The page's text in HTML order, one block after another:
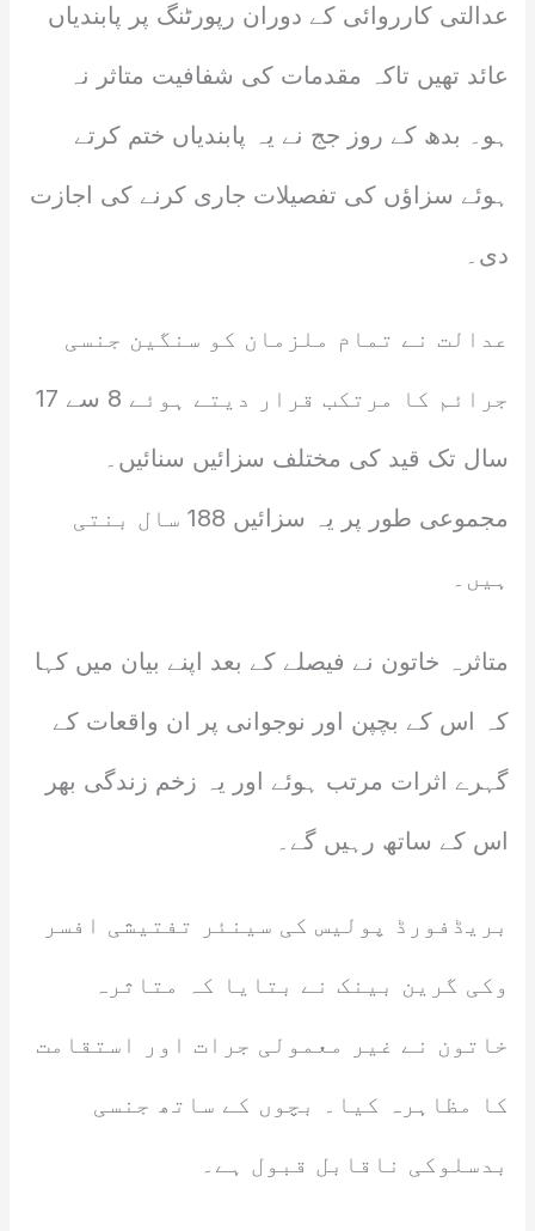
عدالتی کارروائی کے دوران رپورٹنگ پر پابندیاں
عائد تھیں تاکہ مقدمات کی شفافیت متاثر نہ
ہو۔ بدھ کے روز جج نے یہ پابندیاں ختم کرتے
ہوئے سزاؤں کی تفصیلات جاری کرنے کی اجازت
دی۔
عدالت نے تمام ملزمان کو سنگین جنسی
جرائم کا مرتکب قرار دیتے ہوئے 8 سے 17
سال تک قید کی مختلف سزائیں سنائیں۔
مجموعی طور پر یہ سزائیں 188 سال بنتی
ہیں۔
متاثرہ خاتون نے فیصلے کے بعد اپنے بیان میں کہا
کہ اس کے بچپن اور نوجوانی پر ان واقعات کے
گہرے اثرات مرتب ہوئے اور یہ زخم زندگی بھر
اس کے ساتھ رہیں گے۔
بریڈفورڈ پولیس کی سینئر تفتیشی افسر
وکی گرین بینک نے بتایا کہ متاثرہ
خاتون نے غیر معمولی جرات اور استقامت
کا مظاہرہ کیا۔ بچوں کے ساتھ جنسی
بدسلوکی ناقابل قبول ہے۔